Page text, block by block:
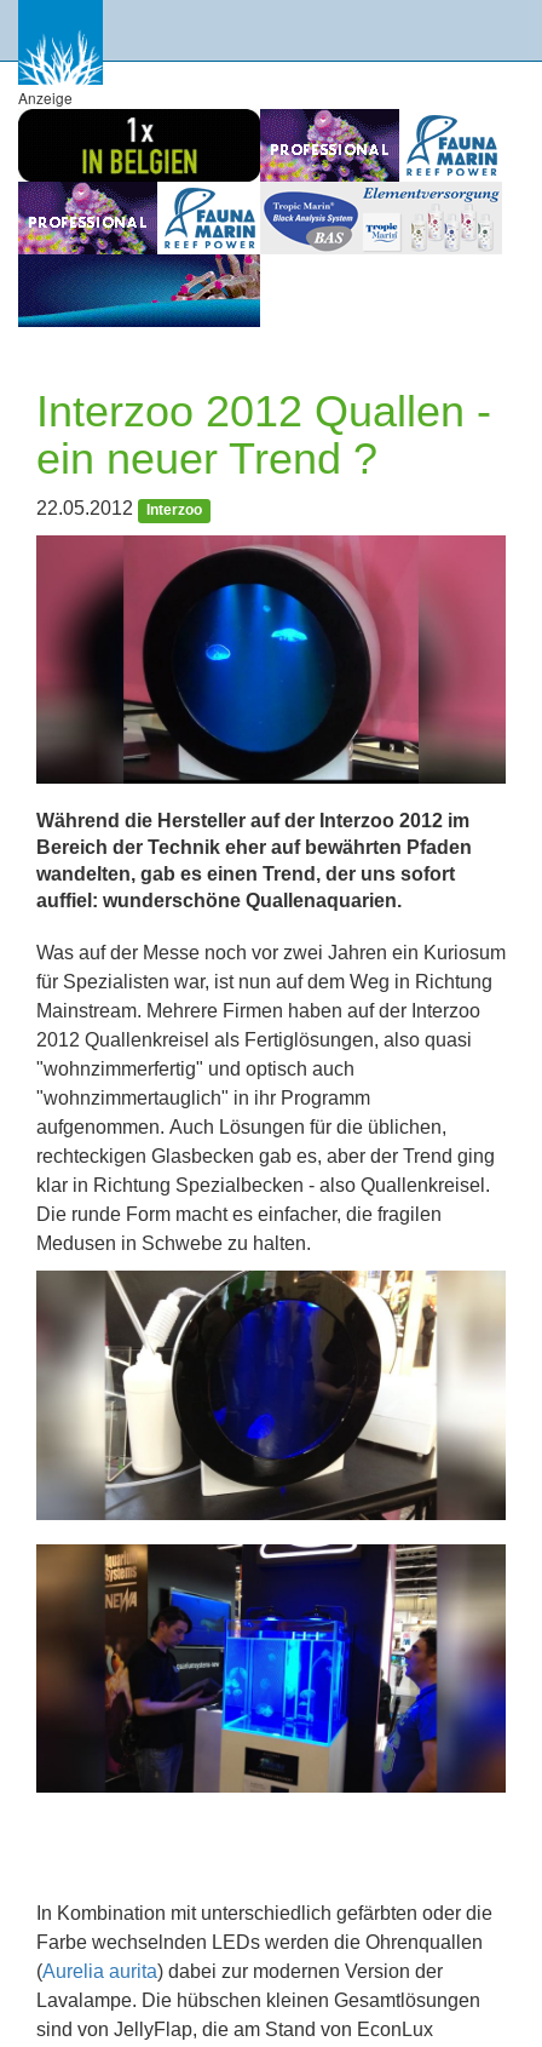
Anzeige
Interzoo 2012 Quallen -
ein neuer Trend ?
22.05.2012 Interzoo
Während die Hersteller auf der Interzoo 2012 im
Bereich der Technik eher auf bewährten Pfaden
wandelten, gab es einen Trend, der uns sofort
auffiel: wunderschöne Quallenaquarien.
Was auf der Messe noch vor zwei Jahren ein Kuriosum
für Spezialisten war, ist nun auf dem Weg in Richtung
Mainstream. Mehrere Firmen haben auf der Interzoo
2012 Quallenkreisel als Fertiglösungen, also quasi
"wohnzimmerfertig" und optisch auch
"wohnzimmertauglich" in ihr Programm
aufgenommen. Auch Lösungen für die üblichen,
rechteckigen Glasbecken gab es, aber der Trend ging
klar in Richtung Spezialbecken - also Quallenkreisel.
Die runde Form macht es einfacher, die fragilen
Medusen in Schwebe zu halten.
In Kombination mit unterschiedlich gefärbten oder die
Farbe wechselnden LEDs werden die Ohrenquallen
(Aurelia aurita) dabei zur modernen Version der
Lavalampe. Die hübschen kleinen Gesamtlösungen
sind von JellyFlap, die am Stand von EconLux